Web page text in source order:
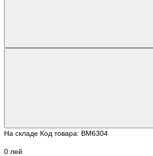
На складе Код товара: BM6304
0 лей